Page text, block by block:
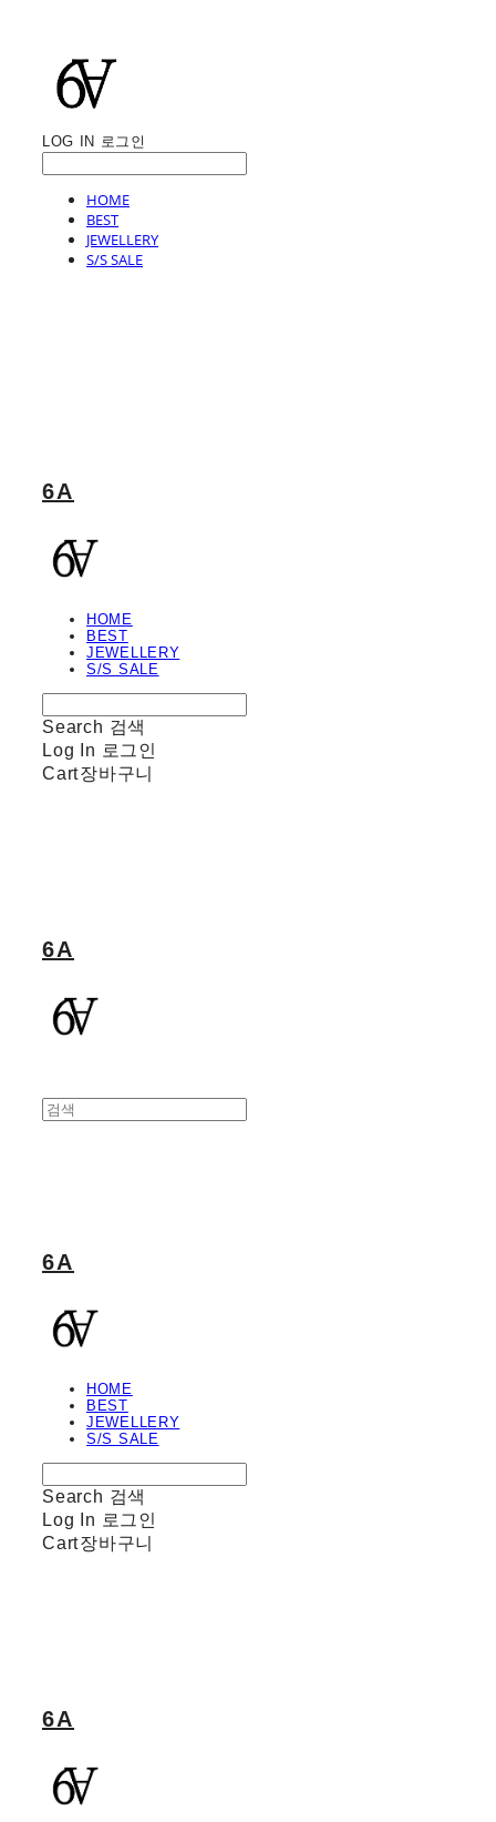
LOG IN 로그인
HOME
BEST
JEWELLERY
S/S SALE
6A
HOME
BEST
JEWELLERY
S/S SALE
Search 검색
Log In 로그인
Cart장바구니
6A
6A
HOME
BEST
JEWELLERY
S/S SALE
Search 검색
Log In 로그인
Cart장바구니
6A